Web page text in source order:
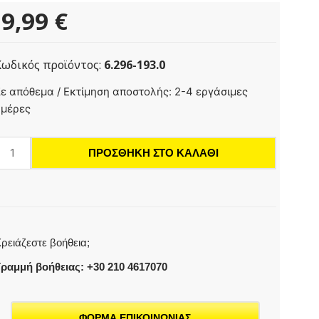
9,99€
προϊόντος: 6.296-193.0
απόθεμα / Εκτίμηση αποστολής: 2-4 εργάσιμες
αφαλάτωσης
(6x17g)
ΠΡΟΣΘΉΚΗ ΣΤΟ ΚΑΛΆΘΙ
βοήθεια;
βοήθειας: +30 210 4617070